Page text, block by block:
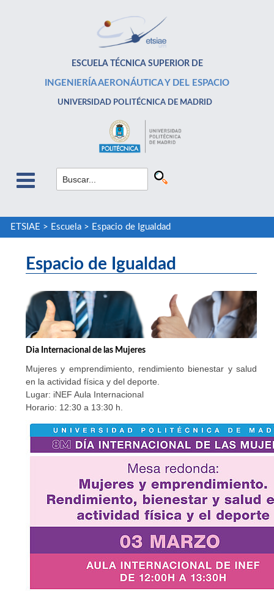
ESCUELA TÉCNICA SUPERIOR DE
INGENIERÍA AERONÁUTICA Y DEL ESPACIO
UNIVERSIDAD POLITÉCNICA DE MADRID
ETSIAE > Escuela> Espacio de Igualdad
Espacio de Igualdad
Dia Internacional de las Mujeres
Mujeres y emprendimiento, rendimiento bienestar y salud
en la actividad física y del deporte.
Lugar: iNEF Aula Internacional
Horario: 12:30 a 13:30 h.